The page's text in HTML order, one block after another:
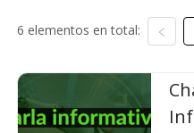
6 elementos en total: